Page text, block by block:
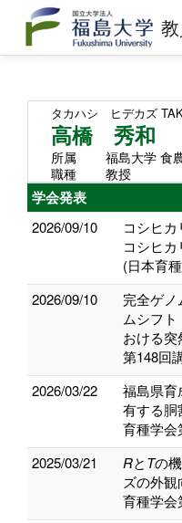
タカハシ ヒデカズ
高橋 秀和
所属
福島大学 食
職種
教授
学会発表
2026/09/10
コシヒ
コシヒ
(日本育
2026/09/10
完全ゲ
ムシフ
おける
第148回
2026/03/22
福島県育
有する胴
育種学会
2025/03/21
RとTの
ズの外
育種学会